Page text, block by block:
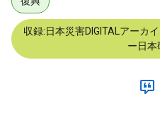
収録:日本災害DIGITALアーカ
ー日本